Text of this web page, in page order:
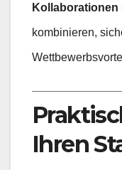
Kollaborationen
kombinieren,
Ihren